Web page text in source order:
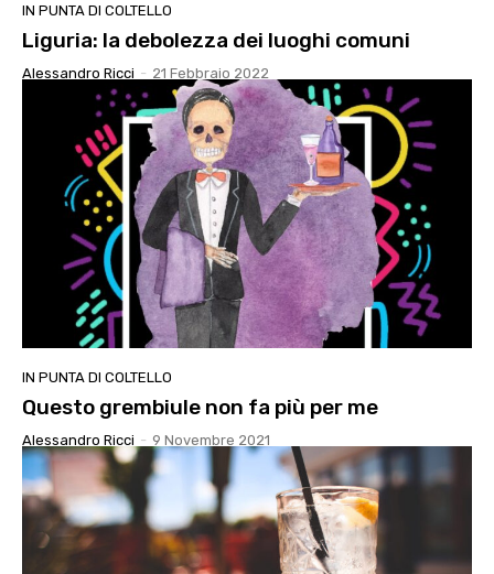
IN PUNTA DI COLTELLO
Liguria: la debolezza dei luoghi comuni
Alessandro Ricci - 21 Febbraio 2022
IN PUNTA DI COLTELLO
Questo grembiule non fa più per me
Alessandro Ricci - 9 Novembre 2021